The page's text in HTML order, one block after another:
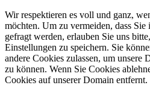
Wir respektieren es voll und ganz,
möchten. Um zu vermeiden, dass
gefragt werden, erlauben Sie uns
Einstellungen zu speichern. Sie
andere Cookies zulassen, um unsere
zu können. Wenn Sie Cookies
Cookies auf unserer Domain entfernt.